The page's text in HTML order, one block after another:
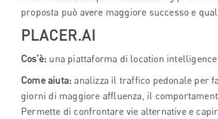
proposta può avere maggiore successo e
PLACER.AI
Cos’è: una piattaforma di location
Come aiuta: analizza il traffico pedonale per
giorni di maggiore affluenza, il
Permette di confrontare vie alternative e